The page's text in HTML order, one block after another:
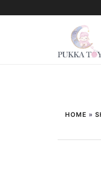
HOME »